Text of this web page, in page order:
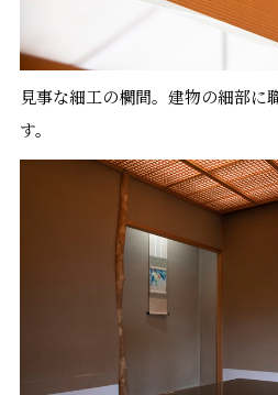
見事な細工の欄間。建物の細部に
す。